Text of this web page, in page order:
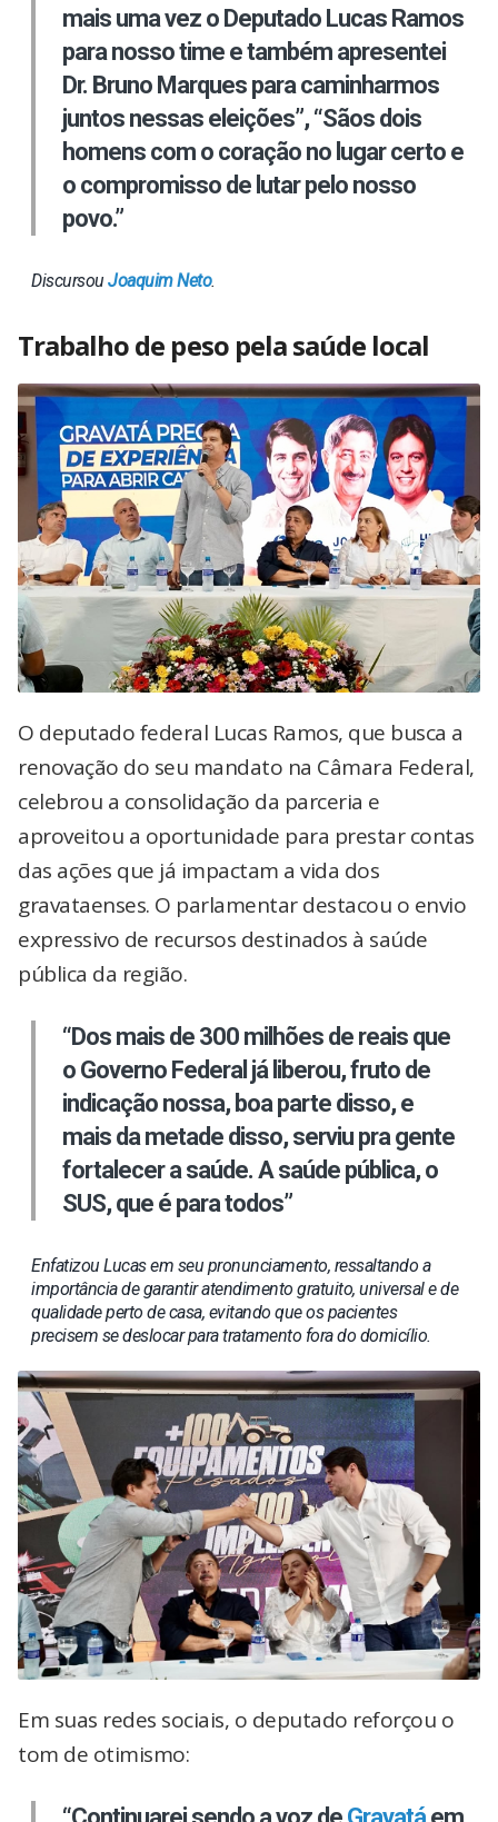
mais uma vez o Deputado Lucas Ramos
para nosso time e também apresentei
Dr. Bruno Marques para caminharmos
juntos nessas eleições”, “Sãos dois
homens com o coração no lugar certo e
o compromisso de lutar pelo nosso
povo.”
DiscursouJoaquim Neto.
Trabalho de peso pela saúde local
O deputado federal Lucas Ramos, que busca a
renovação do seu mandato na Câmara Federal,
celebrou a consolidação da parceria e
aproveitou a oportunidade para prestar contas
das ações que já impactam a vida dos
gravataenses. O parlamentar destacou o envio
expressivo de recursos destinados à saúde
pública da região.
“Dos mais de 300 milhões de reais que
o Governo Federal já liberou, fruto de
indicação nossa, boa parte disso, e
mais da metade disso, serviu pra gente
fortalecer a saúde. A saúde pública, o
SUS, que é para todos”
Enfatizou Lucas em seu pronunciamento, ressaltando a
importância de garantir atendimento gratuito, universal e de
qualidade perto de casa, evitando que os pacientes
precisem se deslocar para tratamento fora do domicílio.
Em suas redes sociais, o deputado reforçou o
tom de otimismo: